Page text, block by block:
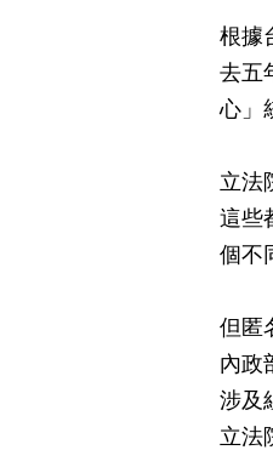
根據
去五
心」
立法
這些
個不
但匿
內政
涉及
立法